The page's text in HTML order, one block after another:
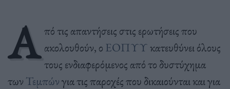
Α πό τις απαντήσεις στις ερωτήσεις που
ακολουθούν, ο ΕΟΠΥΥκατευθύνει όλους
τους ενδιαφερόμενος από το δυστύχημα
των Τεμπώνγια τις παροχές που δικαιούνται και για